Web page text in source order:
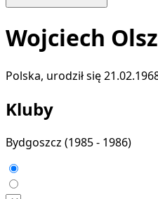
Wojciech
Polska, urodził się
Kluby
Bydgoszcz (1985 - 1986)